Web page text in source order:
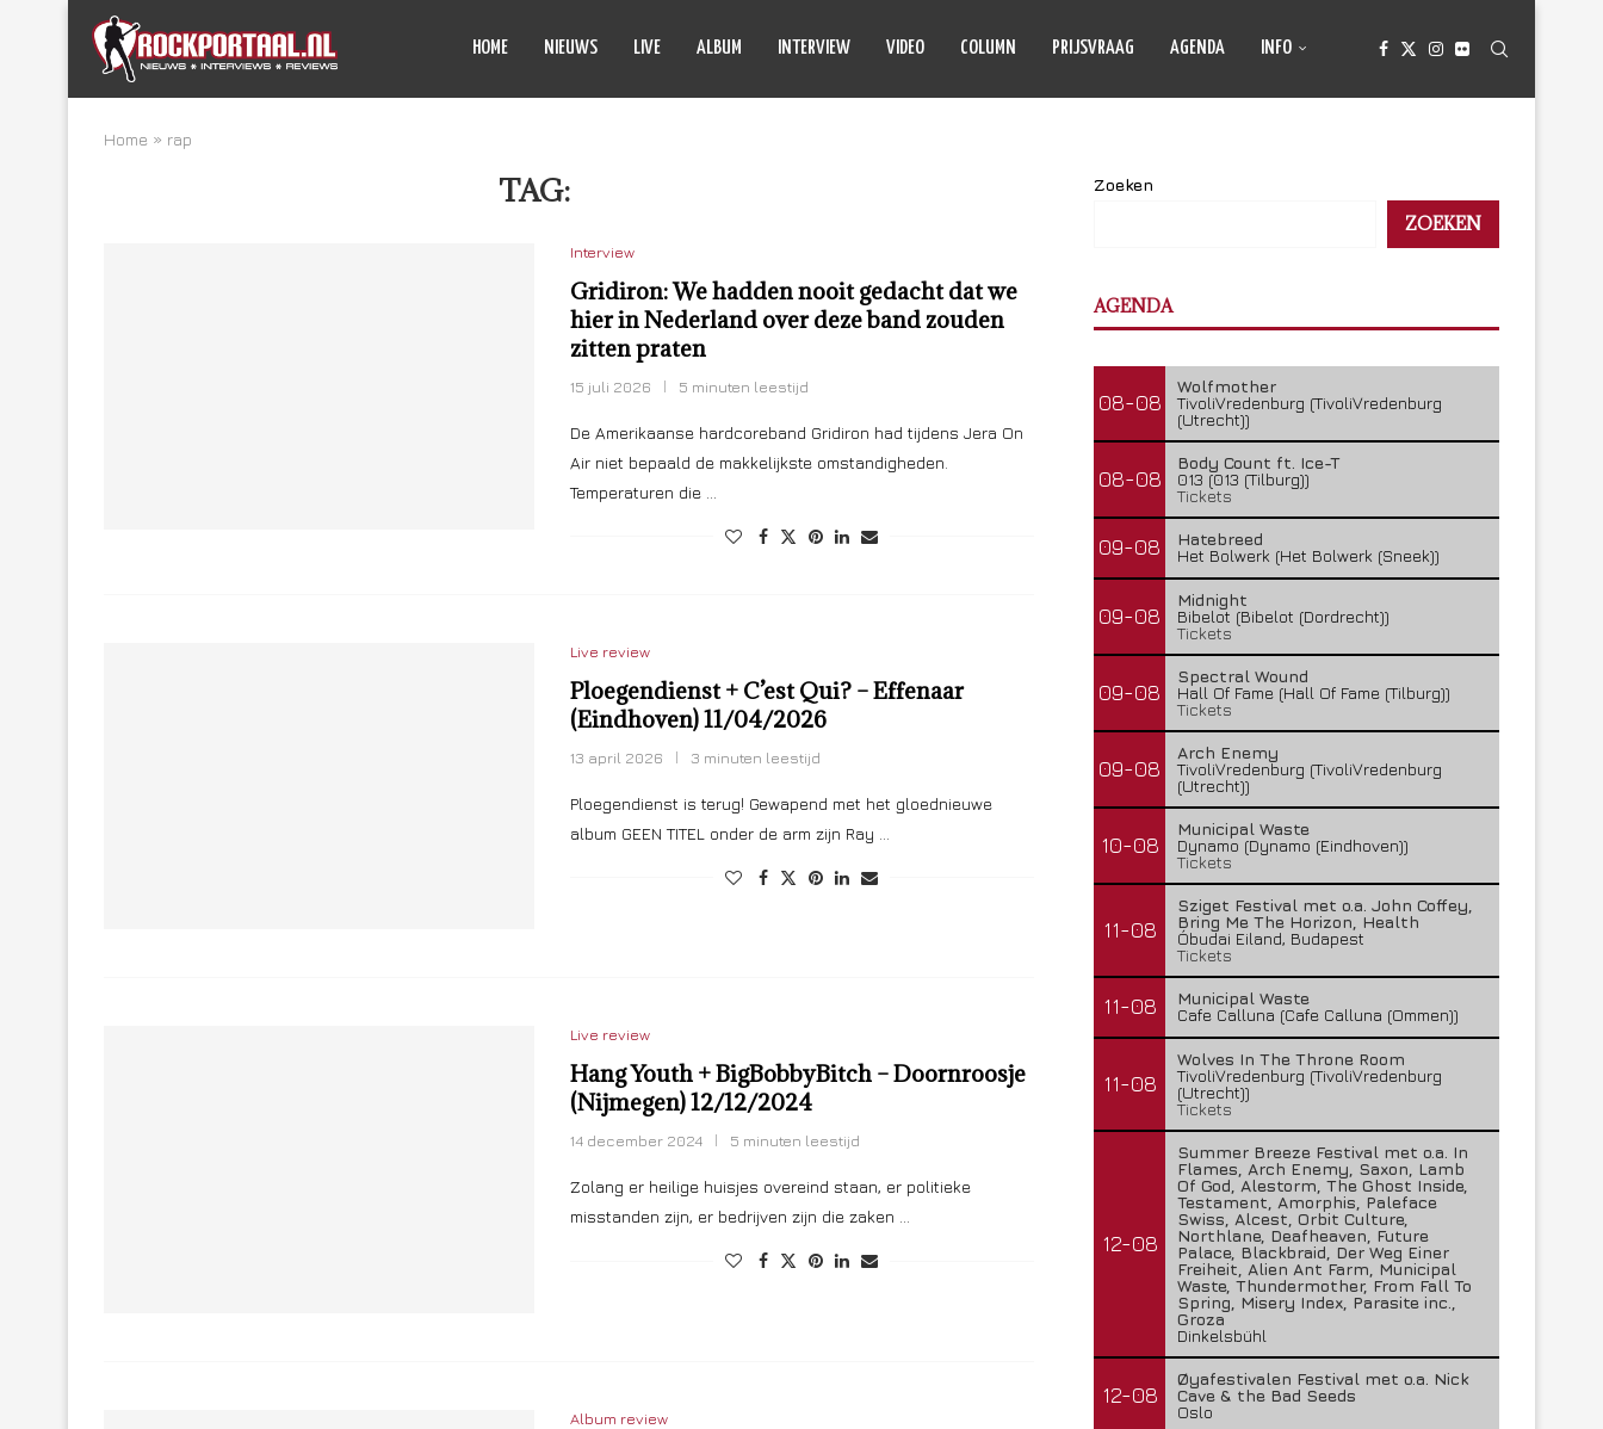
HOME NIEUWS LIVE ALBUM INTERVIEW VIDEO COLUMN PRIJSVRAAG AGENDA INFO
Home » rap
TAG:
Interview
Gridiron: We hadden nooit gedacht dat we
hier in Nederland over deze band zouden
zitten praten
15 juli 2026 5 minuten leestijd
De Amerikaanse hardcoreband Gridiron had tijdens Jera On
Air niet bepaald de makkelijkste omstandigheden.
Temperaturen die …
Live review
Ploegendienst + C’est Qui? – Effenaar
(Eindhoven) 11/04/2026
13 april 2026 3 minuten leestijd
Ploegendienst is terug! Gewapend met het gloednieuwe
album GEEN TITEL onder de arm zijn Ray …
Live review
Hang Youth + BigBobbyBitch – Doornroosje
(Nijmegen) 12/12/2024
14 december 2024 5 minuten leestijd
Zolang er heilige huisjes overeind staan, er politieke
misstanden zijn, er bedrijven zijn die zaken …
Album review
Zoeken
ZOEKEN
AGENDA
08-08
Wolfmother
TivoliVredenburg (TivoliVredenburg
(Utrecht))
08-08
Body Count ft. Ice-T
013 (013 (Tilburg))
Tickets
09-08
Hatebreed
Het Bolwerk (Het Bolwerk (Sneek))
09-08
Midnight
Bibelot (Bibelot (Dordrecht))
Tickets
09-08
Spectral Wound
Hall Of Fame (Hall Of Fame (Tilburg))
Tickets
09-08
Arch Enemy
TivoliVredenburg (TivoliVredenburg
(Utrecht))
10-08
Municipal Waste
Dynamo (Dynamo (Eindhoven))
Tickets
11-08
Sziget Festival met o.a. John Coffey,
Bring Me The Horizon, Health
Óbudai Eiland, Budapest
Tickets
11-08
Municipal Waste
Cafe Calluna (Cafe Calluna (Ommen))
11-08
Wolves In The Throne Room
TivoliVredenburg (TivoliVredenburg
(Utrecht))
Tickets
12-08
Summer Breeze Festival met o.a. In
Flames, Arch Enemy, Saxon, Lamb
Of God, Alestorm, The Ghost Inside,
Testament, Amorphis, Paleface
Swiss, Alcest, Orbit Culture,
Northlane, Deafheaven, Future
Palace, Blackbraid, Der Weg Einer
Freiheit, Alien Ant Farm, Municipal
Waste, Thundermother, From Fall To
Spring, Misery Index, Parasite inc.,
Groza
Dinkelsbühl
12-08
Øyafestivalen Festival met o.a. Nick
Cave & the Bad Seeds
Oslo